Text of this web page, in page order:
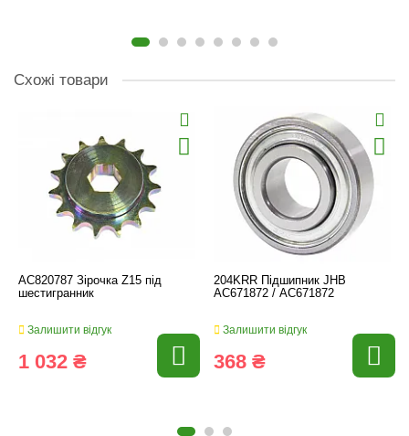
Схожі товари
AC820787 Зірочка Z15 під
шестигранник
Залишити відгук
1 032 ₴
204KRR Підшипник JHB
AC671872 / АС671872
Залишити відгук
368 ₴